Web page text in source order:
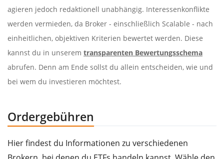
agieren jedoch redaktionell unabhängig. Interessenkonflikte
werden vermieden, da Broker - einschließlich Scalable - nach
einheitlichen, objektiven Kriterien bewertet werden. Diese
kannst du in unserem transparenten Bewertungsschema
abrufen. Denn am Ende sollst du allein entscheiden, wie und
bei wem du investieren möchtest.
Ordergebühren
Hier findest du Informationen zu verschiedenen